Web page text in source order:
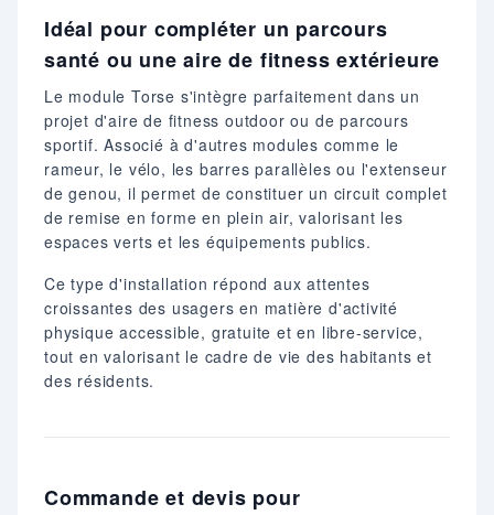
Idéal pour compléter un parcours
santé ou une aire de fitness extérieure
Le module Torse s'intègre parfaitement dans un
projet d'aire de fitness outdoor ou de parcours
sportif. Associé à d'autres modules comme le
rameur, le vélo, les barres parallèles ou l'extenseur
de genou, il permet de constituer un circuit complet
de remise en forme en plein air, valorisant les
espaces verts et les équipements publics.
Ce type d'installation répond aux attentes
croissantes des usagers en matière d'activité
physique accessible, gratuite et en libre-service,
tout en valorisant le cadre de vie des habitants et
des résidents.
Commande et devis pour